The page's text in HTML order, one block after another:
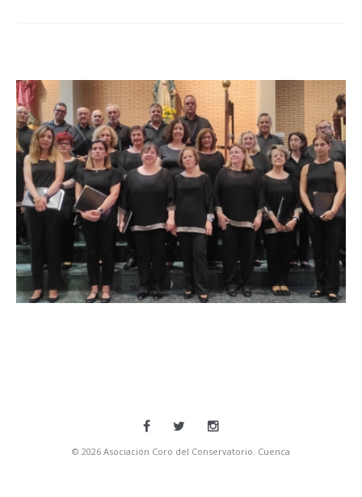
Misa funeral homenaje familiar a
Juan García García Miembro, número
2, de la Hermandad del Resucitado y
Nuestra Señora del Amparo. Iglesia
de San Fernando (Cuenca). 23/06/2025
ACTUALIDAD
© 2026 Asociación Coro del Conservatorio. Cuenca